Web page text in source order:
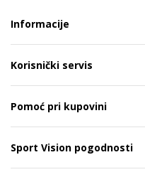
Informacije
Korisnički servis
Pomoć pri kupovini
Sport Vision pogodnosti